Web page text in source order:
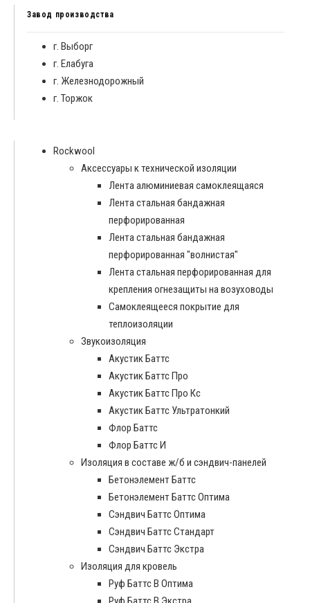
Завод производства
г. Выборг
г. Елабуга
г. Железнодорожный
г. Торжок
Rockwool
Аксессуары к технической изоляции
Лента алюминиевая самоклеящаяся
Лента стальная бандажная
перфорированная
Лента стальная бандажная
перфорированная "волнистая"
Лента стальная перфорированная для
крепления огнезащиты на возуховоды
Самоклеящееся покрытие для
теплоизоляции
Звукоизоляция
Акустик Баттс
Акустик Баттс Про
Акустик Баттс Про Кс
Акустик Баттс Ультратонкий
Флор Баттс
Флор Баттс И
Изоляция в составе ж/б и сэндвич-панелей
Бетонэлемент Баттс
Бетонэлемент Баттс Оптима
Сэндвич Баттс Оптима
Сэндвич Баттс Стандарт
Сэндвич Баттс Экстра
Изоляция для кровель
Руф Баттс В Оптима